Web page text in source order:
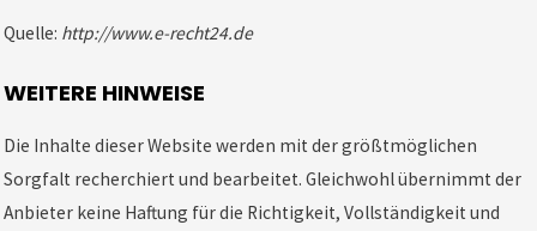
Quelle: http://www.e-recht24.de
WEITERE HINWEISE
Die Inhalte dieser Website werden mit der größtmöglichen
Sorgfalt recherchiert und bearbeitet. Gleichwohl übernimmt der
Anbieter keine Haftung für die Richtigkeit, Vollständigkeit und